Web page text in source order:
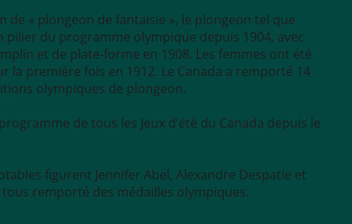
de « plongeon de fantaisie », le plongeon tel que
pilier du programme olympique depuis 1904, avec
et de plate-forme en 1908. Les femmes ont été
la première fois en 1912. Le Canada a remporté 14
olympiques de plongeon.
de tous les Jeux d’été du Canada depuis le
figurent Jennifer Abel, Alexandre Despatie et
remporté des médailles olympiques.